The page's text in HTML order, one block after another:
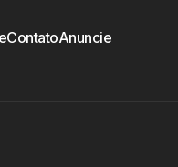
ContatoAnuncie